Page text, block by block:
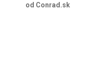
od Conrad.sk